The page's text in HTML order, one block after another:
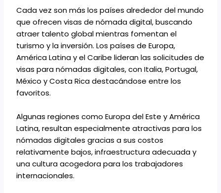
Cada vez son más los países alrededor del mundo
que ofrecen visas de nómada digital, buscando
atraer talento global mientras fomentan el
turismo y la inversión. Los países de Europa,
América Latina y el Caribe lideran las solicitudes de
visas para nómadas digitales, con Italia, Portugal,
México y Costa Rica destacándose entre los
favoritos.
Algunas regiones como Europa del Este y América
Latina, resultan especialmente atractivas para los
nómadas digitales gracias a sus costos
relativamente bajos, infraestructura adecuada y
una cultura acogedora para los trabajadores
internacionales.